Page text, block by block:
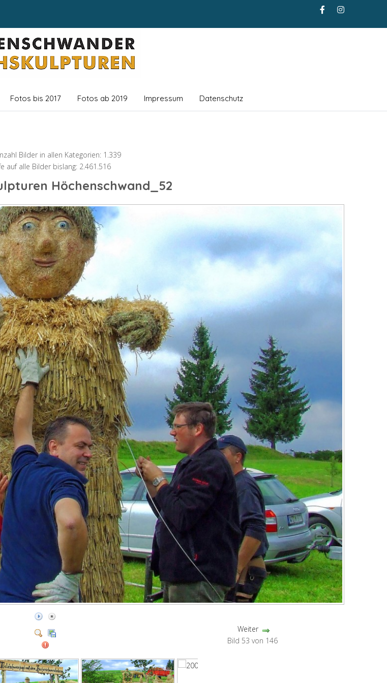
Fotos bis 2017 Fotos ab 2019 Impressum Datenschutz
Bilder in allen Kategorien: 1.339
auf alle Bilder bislang: 2.461.516
Höchenschwand_52
Weiter
Bild 53 von 146